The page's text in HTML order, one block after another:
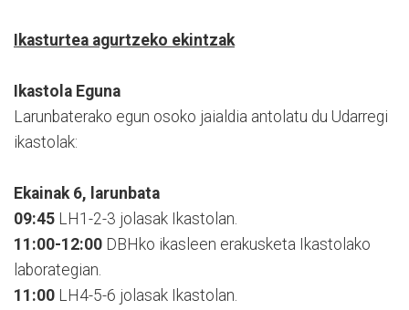
Ikasturtea agurtzeko ekintzak
Ikastola Eguna
Larunbaterako egun osoko jaialdia antolatu du Udarregi
ikastolak:
Ekainak 6, larunbata
09:45 LH1-2-3 jolasak Ikastolan.
11:00-12:00 DBHko ikasleen erakusketa Ikastolako
laborategian.
11:00 LH4-5-6 jolasak Ikastolan.